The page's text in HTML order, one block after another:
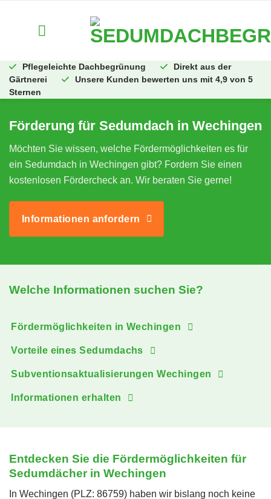
Pflegeleichte Dachbegrünung
Direkt aus der
Gärtnerei
Unsere Kunden bewerten uns mit 4,9 von 5
Sternen
Förderung für Sedumdach in Wechingen
Möchten Sie wissen, welche Fördermöglichkeiten es für
ein Sedumdach in Wechingen gibt? Fordern Sie einen
kostenlosen Fördercheck an. Wir beraten Sie gerne!
Informationen anfordern
Welche Informationen suchen Sie?
Fördermöglichkeiten in Wechingen
Vorteile eines Sedumdachs
Subventionsaktualisierungen Wechingen
Informationen erhalten
Entdecken Sie die Fördermöglichkeiten für
Sedumdächer in Wechingen
In Wechingen (PLZ: 86759) haben wir bislang noch keine